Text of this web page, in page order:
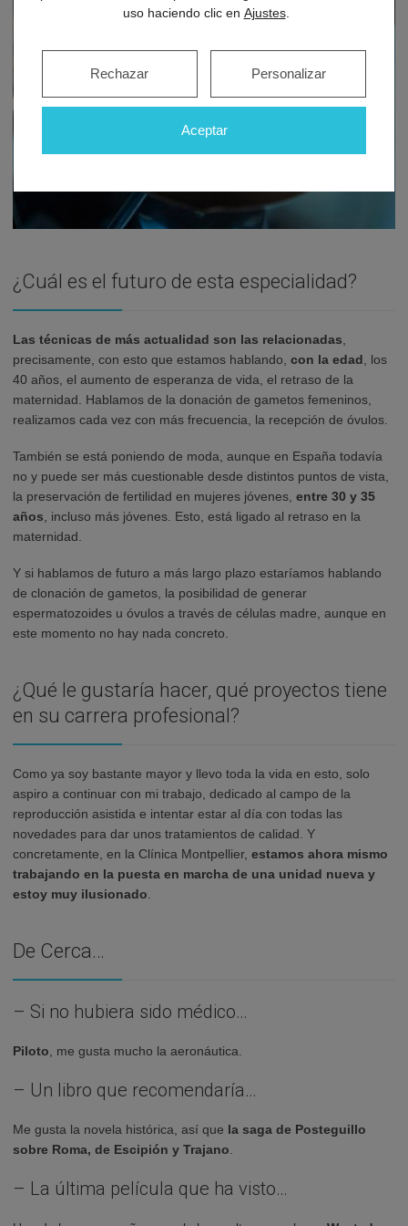
¿Cuál es el futuro de esta especialidad?
Las técnicas de más actualidad son las relacionadas,
precisamente, con esto que estamos hablando, con la edad, los
40 años, el aumento de esperanza de vida, el retraso de la
maternidad. Hablamos de la donación de gametos femeninos,
realizamos cada vez con más frecuencia, la recepción de óvulos.
También se está poniendo de moda, aunque en España todavía
no y puede ser más cuestionable desde distintos puntos de vista,
la preservación de fertilidad en mujeres jóvenes, entre 30 y 35
años, incluso más jóvenes. Esto, está ligado al retraso en la
maternidad.
Y si hablamos de futuro a más largo plazo estaríamos hablando
de clonación de gametos, la posibilidad de generar
espermatozoides u óvulos a través de células madre, aunque en
este momento no hay nada concreto.
¿Qué le gustaría hacer, qué proyectos tiene
en su carrera profesional?
Como ya soy bastante mayor y llevo toda la vida en esto, solo
aspiro a continuar con mi trabajo, dedicado al campo de la
reproducción asistida e intentar estar al día con todas las
novedades para dar unos tratamientos de calidad. Y
concretamente, en la Clínica Montpellier, estamos ahora mismo
trabajando en la puesta en marcha de una unidad nueva y
estoy muy ilusionado.
De Cerca…
– Si no hubiera sido médico…
Piloto, me gusta mucho la aeronáutica.
– Un libro que recomendaría…
Me gusta la novela histórica, así que la saga de Posteguillo
sobre Roma, de Escipión y Trajano.
– La última película que ha visto…
uso haciendo clic en Ajustes.
Aceptar
Rechazar Personalizar